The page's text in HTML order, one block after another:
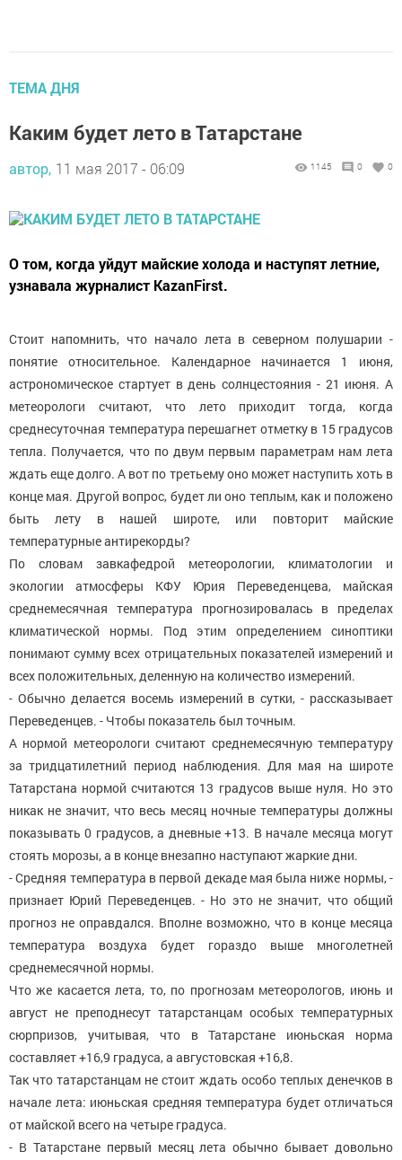
ТЕМА ДНЯ
Каким будет лето в Татарстане
автор, 11 мая 2017 - 06:09 1145 0 0
О том, когда уйдут майские холода и наступят летние,
узнавала журналист KazanFirst.
Стоит напомнить, что начало лета в северном полушарии -
понятие относительное. Календарное начинается 1 июня,
астрономическое стартует в день солнцестояния - 21 июня. А
метеорологи считают, что лето приходит тогда, когда
среднесуточная температура перешагнет отметку в 15 градусов
тепла. Получается, что по двум первым параметрам нам лета
ждать еще долго. А вот по третьему оно может наступить хоть в
конце мая. Другой вопрос, будет ли оно теплым, как и положено
быть лету в нашей широте, или повторит майские
температурные антирекорды?
По словам завкафедрой метеорологии, климатологии и
экологии атмосферы КФУ Юрия Переведенцева, майская
среднемесячная температура прогнозировалась в пределах
климатической нормы. Под этим определением синоптики
понимают сумму всех отрицательных показателей измерений и
всех положительных, деленную на количество измерений.
- Обычно делается восемь измерений в сутки, - рассказывает
Переведенцев. - Чтобы показатель был точным.
А нормой метеорологи считают среднемесячную температуру
за тридцатилетний период наблюдения. Для мая на широте
Татарстана нормой считаются 13 градусов выше нуля. Но это
никак не значит, что весь месяц ночные температуры должны
показывать 0 градусов, а дневные +13. В начале месяца могут
стоять морозы, а в конце внезапно наступают жаркие дни.
- Средняя температура в первой декаде мая была ниже нормы, -
признает Юрий Переведенцев. - Но это не значит, что общий
прогноз не оправдался. Вполне возможно, что в конце месяца
температура воздуха будет гораздо выше многолетней
среднемесячной нормы.
Что же касается лета, то, по прогнозам метеорологов, июнь и
август не преподнесут татарстанцам особых температурных
сюрпризов, учитывая, что в Татарстане июньская норма
составляет +16,9 градуса, а августовская +16,8.
Так что татарстанцам не стоит ждать особо теплых денечков в
начале лета: июньская средняя температура будет отличаться
от майской всего на четыре градуса.
- В Татарстане первый месяц лета обычно бывает довольно